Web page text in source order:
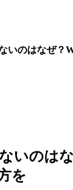
いのはなぜ？
いのは
を